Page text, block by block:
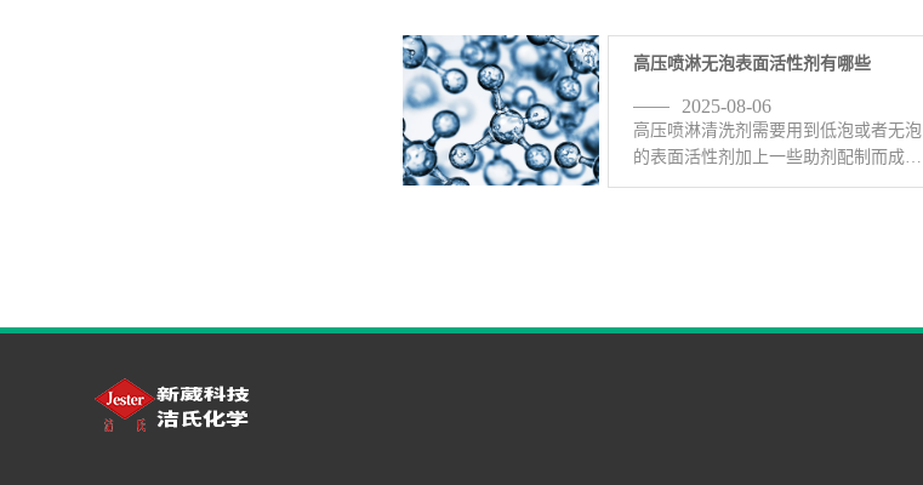
亮，对金属表面炭黑、黑灰有极强的溶
解剥离作用。蛋白酶C100用 <-查看详
高压喷淋无泡表面活性剂有哪些
2025-08-06
高压喷淋清洗剂需要用到低泡或者无泡
的表面活性剂加上一些助剂配制而成，
无泡表面活性剂有哪些呢？1、无泡表